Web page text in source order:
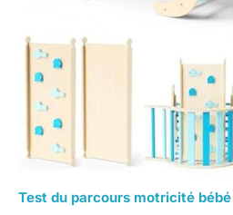
Test du parcours motricité bébé